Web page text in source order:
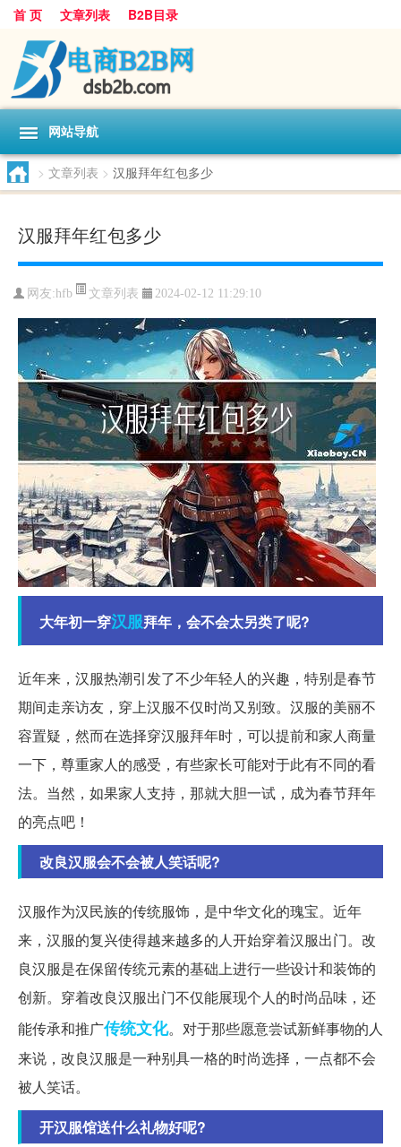
首 页 文章列表 B2B目录
网站导航
> 文章列表 > 汉服拜年红包多少
汉服拜年红包多少
网友:hfb 文章列表 2024-02-12 11:29:10
大年初一穿汉服拜年，会不会太另类了呢?
近年来，汉服热潮引发了不少年轻人的兴趣，特别是春节
期间走亲访友，穿上汉服不仅时尚又别致。汉服的美丽不
容置疑，然而在选择穿汉服拜年时，可以提前和家人商量
一下，尊重家人的感受，有些家长可能对于此有不同的看
法。当然，如果家人支持，那就大胆一试，成为春节拜年
的亮点吧！
改良汉服会不会被人笑话呢?
汉服作为汉民族的传统服饰，是中华文化的瑰宝。近年
来，汉服的复兴使得越来越多的人开始穿着汉服出门。改
良汉服是在保留传统元素的基础上进行一些设计和装饰的
创新。穿着改良汉服出门不仅能展现个人的时尚品味，还
能传承和推广传统文化。对于那些愿意尝试新鲜事物的人
来说，改良汉服是一种别具一格的时尚选择，一点都不会
被人笑话。
开汉服馆送什么礼物好呢?